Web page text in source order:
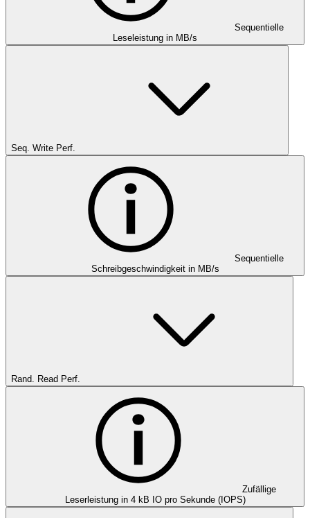
Sequentielle
Leseleistung in MB/s
Seq. Write Perf.
Sequentielle
Schreibgeschwindigkeit in MB/s
Rand. Read Perf.
Zufällige
Leserleistung in 4 kB IO pro Sekunde (IOPS)